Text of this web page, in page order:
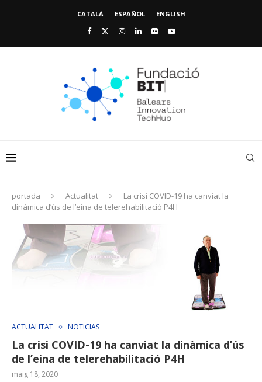
CATALÀ ESPAÑOL ENGLISH
portada Actualitat
La crisi COVID-19 ha canviat la
dinàmica d’ús de l’eina de telerehabilitació P4H
ACTUALITAT NOTICIAS
La crisi COVID-19 ha canviat la dinàmica d’ús
de l’eina de telerehabilitació P4H
maig 18, 2020